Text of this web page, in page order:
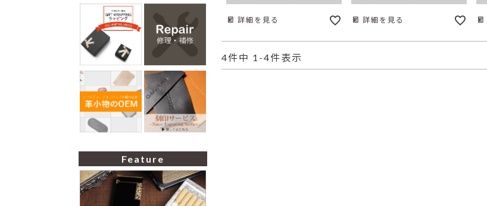
Feature
詳細を見る 詳細を見る
4件中 1 -4件表示